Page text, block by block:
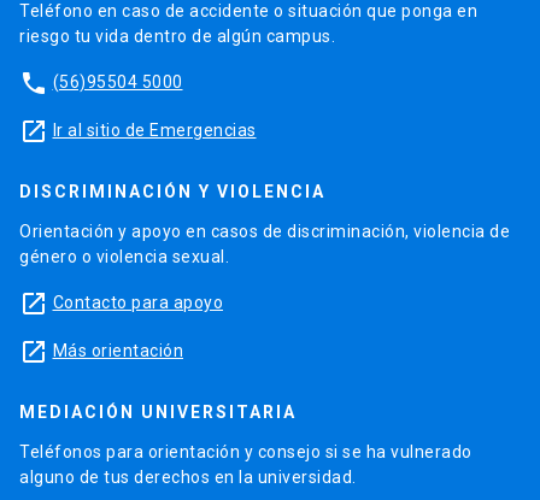
Teléfono en caso de accidente o situación que ponga en
riesgo tu vida dentro de algún campus.
phone (56)95504 5000
launch Ir al sitio de Emergencias
DISCRIMINACIÓN Y VIOLENCIA
Orientación y apoyo en casos de discriminación, violencia de
género o violencia sexual.
launch Contacto para apoyo
launch Más orientación
MEDIACIÓN UNIVERSITARIA
Teléfonos para orientación y consejo si se ha vulnerado
alguno de tus derechos en la universidad.